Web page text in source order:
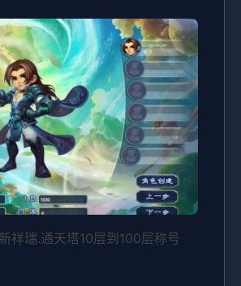
祥瑞.通天塔10层到100层称号